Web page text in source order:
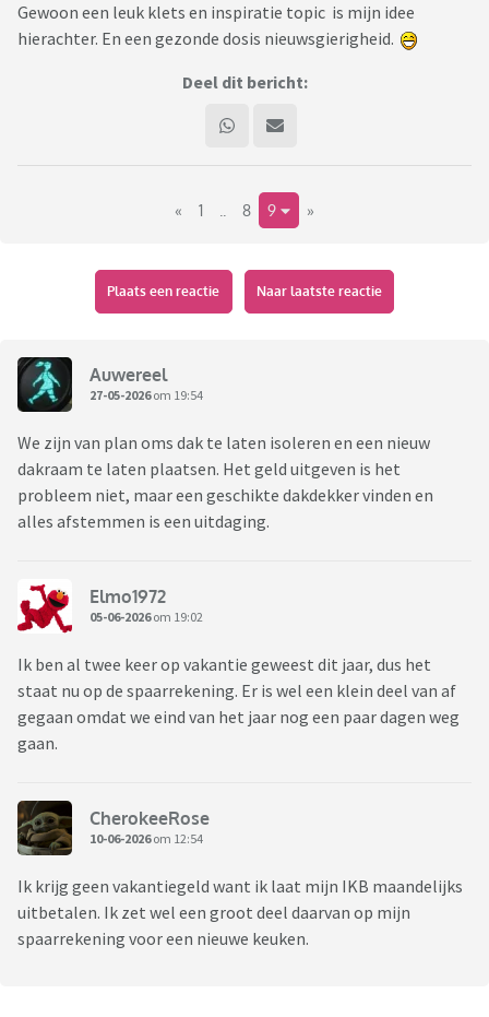
Gewoon een leuk klets en inspiratie topic is mijn idee
hierachter. En een gezonde dosis nieuwsgierigheid.
Deel dit bericht:
« 1 8 9 »
Plaats een reactie Naar laatste reactie
Auwereel
27-05-2026om 19:54
We zijn van plan oms dak te laten isoleren en een nieuw
dakraam te laten plaatsen. Het geld uitgeven is het
probleem niet, maar een geschikte dakdekker vinden en
alles afstemmen is een uitdaging.
Elmo1972
05-06-2026om 19:02
Ik ben al twee keer op vakantie geweest dit jaar, dus het
staat nu op de spaarrekening. Er is wel een klein deel van af
gegaan omdat we eind van het jaar nog een paar dagen weg
gaan.
CherokeeRose
10-06-2026om 12:54
Ik krijg geen vakantiegeld want ik laat mijn IKB maandelijks
uitbetalen. Ik zet wel een groot deel daarvan op mijn
spaarrekening voor een nieuwe keuken.